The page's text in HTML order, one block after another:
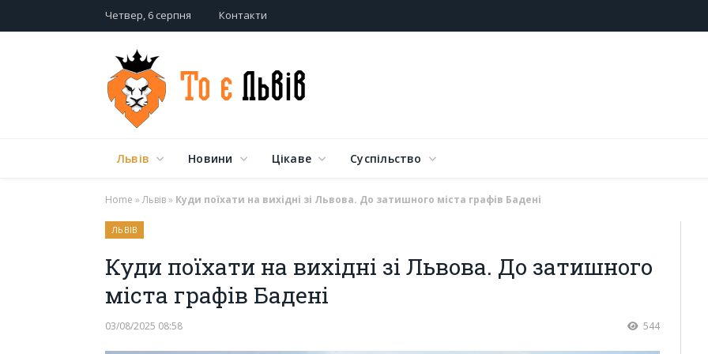
Четвер, 6 серпня Контакти
Львів Новини Цікаве Суспільство
Home »Львів» Куди поїхати на вихідні зі Львова. До затишного міста графів Бадені
ЛЬВІВ
Куди поїхати на вихідні зі Львова. До затишного
міста графів Бадені
03/08/2025 08:58 544